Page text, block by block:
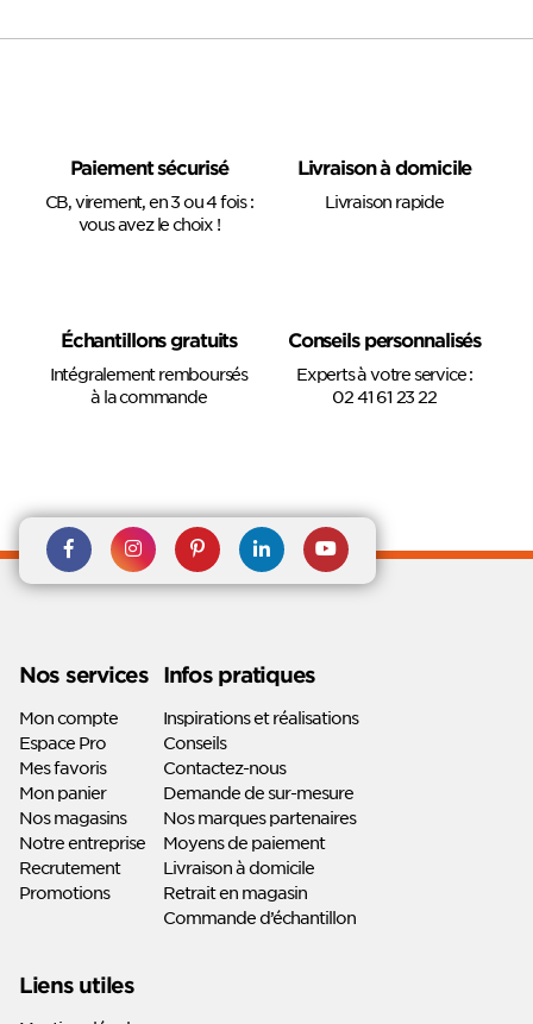
Paiement sécurisé
CB, virement, en 3 ou 4 fois :
vous avez le choix !
Livraison à domicile
Livraison rapide
Échantillons gratuits
Intégralement remboursés
à la commande
Conseils personnalisés
Experts à votre service :
02 41 61 23 22
Rejoignez nous sur Facebook
Suivez-nous sur
Instagram
Suivez-nous sur
Pinterest
Suivez-
nous sur
Suivez-
nous sur
Nos services
Mon compte
Espace Pro
Mes favoris
Mon panier
Nos magasins
Notre entreprise
Recrutement
Promotions
Infos pratiques
Inspirations et réalisations
Conseils
Contactez-nous
Demande de sur-mesure
Nos marques partenaires
Moyens de paiement
Livraison à domicile
Retrait en magasin
Commande d’échantillon
Liens utiles